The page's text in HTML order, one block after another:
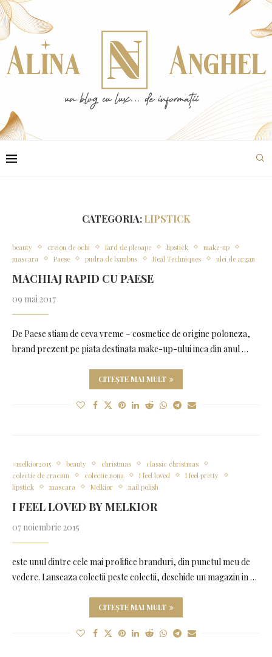
CATEGORIA: LIPSTICK
beauty creion de ochi fard de pleoape lipstick
make-up
mascara
Paese pudra de bambus Real Techniques ulei de argan
MACHIAJ RAPID CU PAESE
09 mai 2017
De Paese stiam de ceva vreme – cosmetice de origine poloneza,
brand prezent pe piata destinata make-up-ului inca din anul …
CITEȘTE MAI MULT
#melkior2015 beauty christmas
classic christmas
colectie de craciun
colectie noua I feel loved
I feel pretty
lipstick
mascara Melkior nail polish
I FEEL LOVED BY MELKIOR
07 noiembrie 2015
este unul dintre cele mai prolifice branduri, din punctul meu de
vedere. Lanseaza colectii peste colectii, deschide un magazin in …
CITEȘTE MAI MULT